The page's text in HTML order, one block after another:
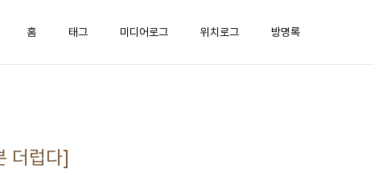
홈 태그 미디어로그 위치로그 방명록
더럽다]